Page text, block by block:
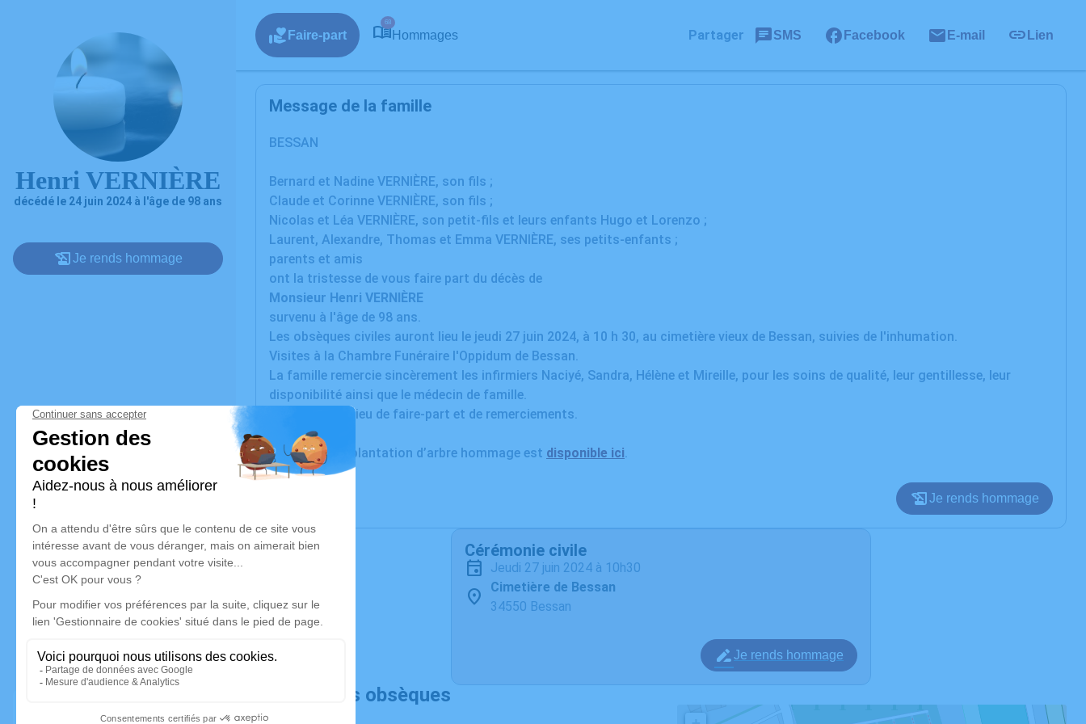
Henri VERNIÈRE
décédé le 24 juin 2024 à l'âge de 98 ans
Je rends hommage
Faire-part
68
Hommages Partager SMS Facebook E-mail Lien
Message de la famille
BESSAN
Bernard et Nadine VERNIÈRE, son fils ;
Claude et Corinne VERNIÈRE, son fils ;
Nicolas et Léa VERNIÈRE, son petit-fils et leurs enfants Hugo et Lorenzo ;
Laurent, Alexandre, Thomas et Emma VERNIÈRE, ses petits-enfants ;
parents et amis
ont la tristesse de vous faire part du décès de
Monsieur Henri VERNIÈRE
survenu à l'âge de 98 ans.
Les obsèques civiles auront lieu le jeudi 27 juin 2024, à 10 h 30, au cimetière vieux de Bessan, suivies de l'inhumation.
Visites à la Chambre Funéraire l'Oppidum de Bessan.
La famille remercie sincèrement les infirmiers Naciyé, Sandra, Hélène et Mireille, pour les soins de qualité, leur gentillesse, leur
disponibilité ainsi que le médecin de famille.
Cet avis tient lieu de faire-part et de remerciements.
Un service de plantation d’arbre hommage est disponible ici.
Je rends hommage
Cérémonie civile
jeudi 27 juin 2024 à 10h30
Cimetière de Bessan
34550 Bessan
Je rends hommage
Déroulé des obsèques